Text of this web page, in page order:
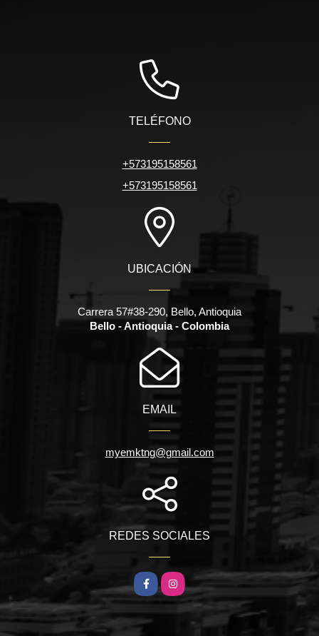
TELÉFONO
+573195158561
+573195158561
UBICACIÓN
Carrera 57#38-290, Bello, Antioquia
Bello - Antioquia - Colombia
EMAIL
myemktng@gmail.com
REDES SOCIALES
FacebookInstagram